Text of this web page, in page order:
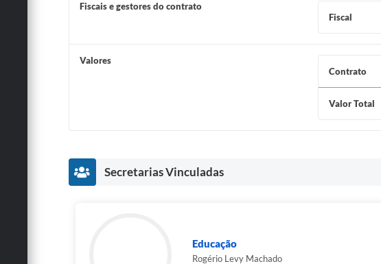
Fiscais e gestores do contrato
Fiscal
Valores
Contrato
Valor Total
Secretarias Vinculadas
Educação
Rogério Levy Machado